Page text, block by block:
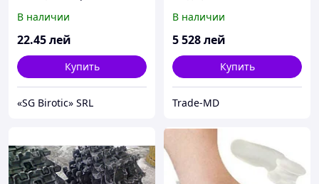
В наличии
22.45лей
Купить
«SG Birotic» SRL
В наличии
5 528лей
Купить
Trade-MD